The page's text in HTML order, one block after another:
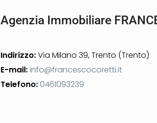
Agenzia Immobiliare
Indirizzo:Via Milano 39, Trento (Trento)
E-mail:info@francescocoretti.it
Telefono: 0461093239